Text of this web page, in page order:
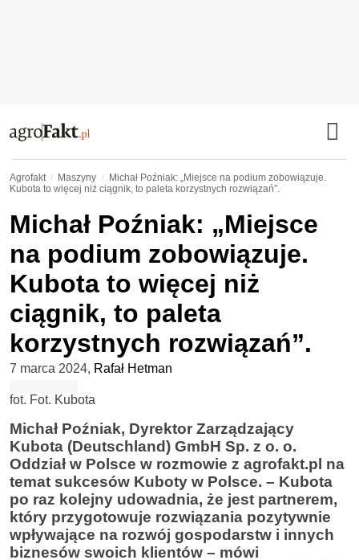
Agrofakt Maszyny
Michał Poźniak: „Miejsce na podium zobowiązuje.
Kubota to więcej niż ciągnik, to paleta korzystnych rozwiązań”.
Michał Poźniak: „Miejsce
na podium zobowiązuje.
Kubota to więcej niż
ciągnik, to paleta
korzystnych rozwiązań”.
7 marca 2024, Rafał Hetman
fot. Fot. Kubota
Michał Poźniak, Dyrektor Zarządzający
Kubota (Deutschland) GmbH Sp. z o. o.
Oddział w Polsce w rozmowie z agrofakt.pl na
temat sukcesów Kuboty w Polsce. – Kubota
po raz kolejny udowadnia, że jest partnerem,
który przygotowuje rozwiązania pozytywnie
wpływające na rozwój gospodarstw i innych
biznesów swoich klientów – mówi